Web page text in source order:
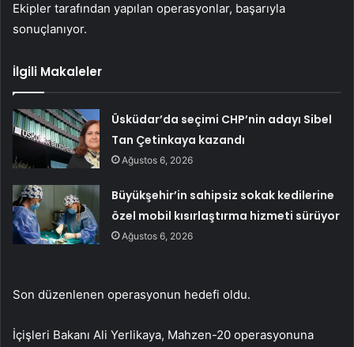
Ekipler tarafından yapılan operasyonlar, başarıyla
sonuçlanıyor.
İlgili Makaleler
Üsküdar’da seçimi CHP’nin adayı Sibel
Tan Çetinkaya kazandı
Ağustos 6, 2026
Büyükşehir’in sahipsiz sokak kedilerine
özel mobil kısırlaştırma hizmeti sürüyor
Ağustos 6, 2026
Son düzenlenen operasyonun hedefi oldu.
İçişleri Bakanı Ali Yerlikaya, Mahzen-20 operasyonuna